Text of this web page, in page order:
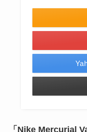
「Nike Mercurial